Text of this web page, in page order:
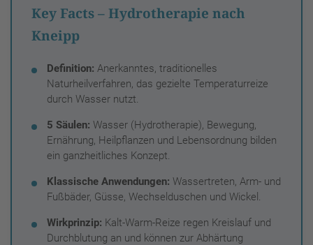
Key Facts – Hydrotherapie nach
Kneipp
Definition: Anerkanntes, traditionelles
Naturheilverfahren, das gezielte Temperaturreize
durch Wasser nutzt.
5 Säulen: Wasser (Hydrotherapie), Bewegung,
Ernährung, Heilpflanzen und Lebensordnung bilden
ein ganzheitliches Konzept.
Klassische Anwendungen: Wassertreten, Arm- und
Fußbäder, Güsse, Wechselduschen und Wickel.
Wirkprinzip: Kalt-Warm-Reize regen Kreislauf und
Durchblutung an und können zur Abhärtung